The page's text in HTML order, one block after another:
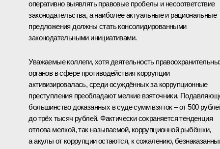
оперативно выявлять правовые пробелы и несоответствие
законодательства, а наиболее актуальные и рациональные
предложения должны стать консолидированными
законодательными инициативами.
Уважаемые коллеги, хотя деятельность
органов в сфере противодействия коррупции
активизировалась, среди осуждённых за коррупционные
преступления преобладают мелкие взяточники.
большинство доказанных в суде сумм взяток – от 500
до трёх тысяч рублей. Фактически сохраняется тенденция
отлова мелкой, так называемой, коррупционной рыбёшки,
а акулы от коррупции остаются, к сожалению,